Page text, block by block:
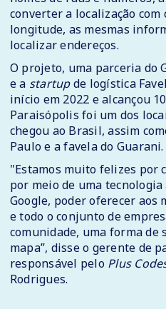
converter a localização
longitude, as mesmas
localizar endereços.
O projeto, uma parceria do
e a startupde logística
início em 2022 e alcançou
Paraisópolis foi um dos
chegou ao Brasil, assim
Paulo e a favela do Guarani.
"Estamos muito felizes por
por meio de uma
Google, poder oferecer aos
e todo o conjunto de
comunidade, uma forma de
mapa”, disse o gerente de
responsável pelo Plus
Rodrigues.